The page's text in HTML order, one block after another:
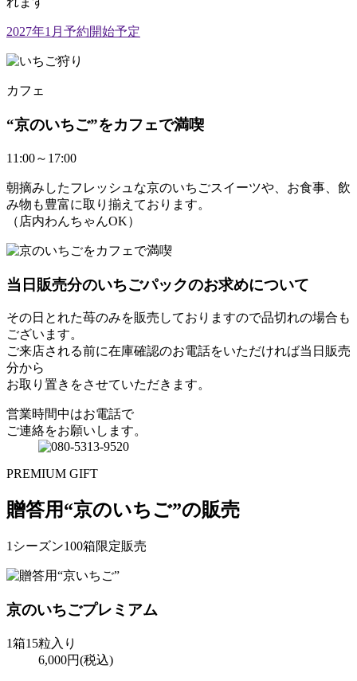
2027年1月予約開始予定
カフェ
“京のいちご”をカフェで満喫
11:00～17:00
朝摘みしたフレッシュな京のいちごスイーツや、お食事、飲
み物も豊富に取り揃えております。
（店内わんちゃんOK）
当日販売分のいちごパックのお求めについて
その日とれた苺のみを販売しておりますので品切れの場合も
ございます。
ご来店される前に在庫確認のお電話をいただければ当日販売
分から
お取り置きをさせていただきます。
営業時間中はお電話で
ご連絡をお願いします。
PREMIUM GIFT
贈答用“京のいちご”の販売
1シーズン100箱限定販売
京のいちごプレミアム
1箱15粒入り
6,000円(税込)